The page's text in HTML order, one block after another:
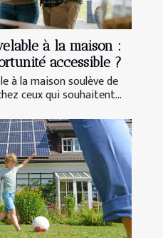
à la maison :
accessible ?
à la maison soulève de
ceux qui souhaitent...